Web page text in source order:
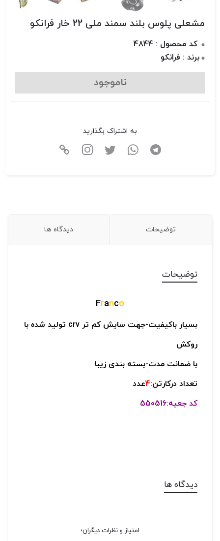
مشعلی پلوس بلند سمند ملی 22 خار فرانکو
کد محصول : 4844
برند : فرانکو
ناموجود
به اشتراک بگذارید
توضیحات دیدگاه ها
توضیحات
Franco
بسیار باکیفیت-
جهت سایش کم تر crv تولید شده با
روکش
با ضمانت مدت-بسته بندی زیبا
تعداد درکارتن:4عدد
کد جعیه:550516
دیدگاه ها
امتیاز و نظرات دیگران؛